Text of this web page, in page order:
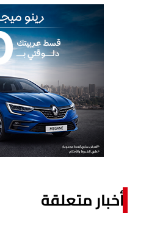
أخبار متعلقة